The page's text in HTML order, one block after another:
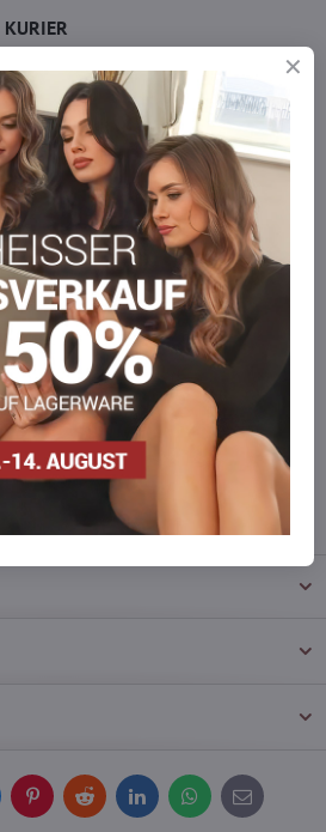
KURIER
Hause.
von everlady
everlady und genießen Sie einen
5 %
jedem Einkauf.
im Warenkorb angewendet.
bestellen, als wir
wir füllen die Ware für Sie
PinterestReddit LinkedInWhatsApp
E-
mail